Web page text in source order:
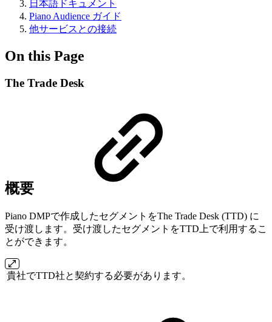
日本語ドキュメント
Piano Audience ガイド
他サービスとの接続
On this Page
The Trade Desk
概要
Piano DMPで作成したセグメントをThe Trade Desk (TTD) に
受け渡します。受け渡したセグメントをTTD上で利用するこ
とができます。
貴社でTTD社と契約する必要があります。